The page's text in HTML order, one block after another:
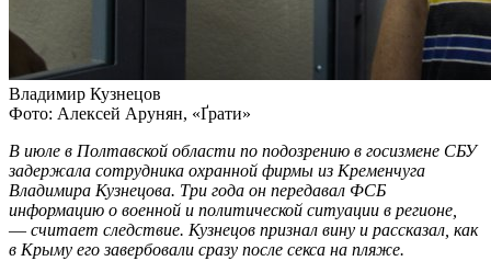
Владимир Кузнецов
Фото: Алексей Арунян, «Ґрати»
В июле в Полтавской области по подозрению в госизмене СБУ
задержала сотрудника охранной фирмы из Кременчуга
Владимира Кузнецова. Три года он передавал ФСБ
информацию о военной и политической ситуации в регионе,
— считает следствие. Кузнецов признал вину и рассказал, как
в Крыму его завербовали сразу после секса на пляже.